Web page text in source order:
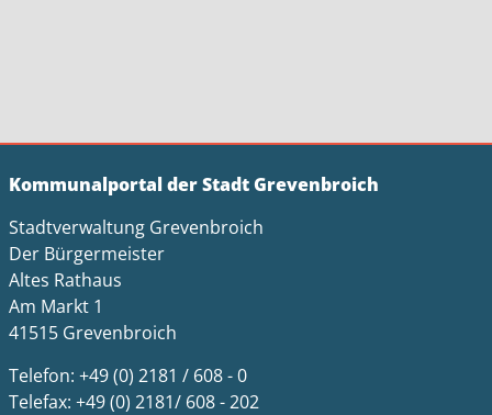
Kommunalportal der Stadt Grevenbroich
Stadtverwaltung Grevenbroich
Der Bürgermeister
Altes Rathaus
Am Markt 1
41515 Grevenbroich
Telefon: +49 (0) 2181 / 608 - 0
Telefax: +49 (0) 2181/ 608 - 202